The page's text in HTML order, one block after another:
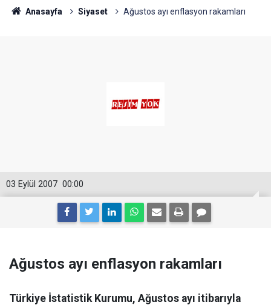
Anasayfa Siyaset Ağustos ayı enflasyon rakamları
00:00
03 Eylül 2007
Ağustos ayı enflasyon rakamları
Türkiye İstatistik Kurumu, Ağustos ayı itibarıyla